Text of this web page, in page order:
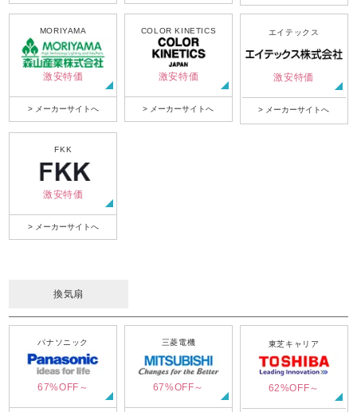
MORIYAMA
激安特価
> メーカーサイトへ
COLOR KINETICS
激安特価
> メーカーサイトへ
エイテックス
激安特価
> メーカーサイトへ
FKK
激安特価
> メーカーサイトへ
換気扇
パナソニック
67%OFF～
三菱電機
67%OFF～
東芝キャリア
62%OFF～